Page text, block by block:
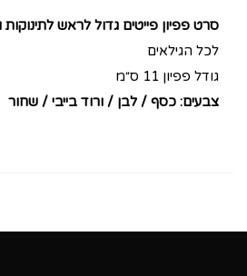
סרט פפיון פייטים גדול לראש לתינוקות
לכל הגילאים
גודל פפיון 11 ס״מ
צבעים: כסף / לבן / ורוד בייבי / שחור